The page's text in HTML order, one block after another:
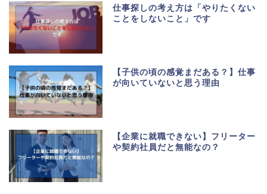
仕事探しの考え方は「やりたくない
ことをしないこと」です
【子供の頃の感覚まだある？】仕事
が向いていないと思う理由
【企業に就職できない】フリーター
や契約社員だと無能なの？